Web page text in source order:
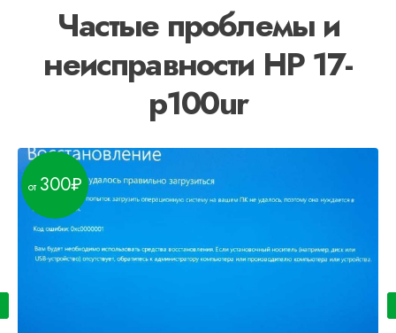
Частые проблемы и
неисправности HP 17-
p100ur
100